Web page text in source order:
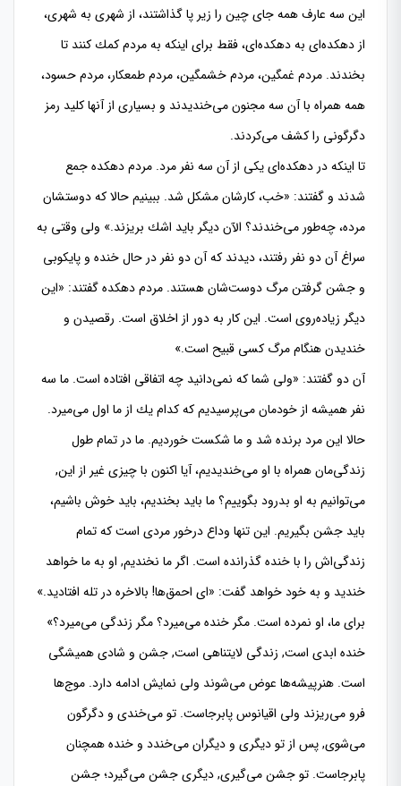
این سه عارف همه جای چین را زیر پا گذاشتند، از شهری به شهری،
از دهكده‌‌ای به دهكده‌ای، فقط برای اینكه به مردم كمك كنند تا
بخندند. مردم غمگین، مردم خشمگین، مردم طمعكار، مردم حسود،
همه همراه با آن سه مجنون می‌خندیدند و بسیاری از آنها كلید رمز
دگرگونی را كشف می‌كردند.
تا اینكه در دهكده‌ای یكی از آن سه نفر مرد. مردم دهكده جمع
شدند و گفتند: «خب، كارشان مشكل شد. ببینیم حالا كه دوستشان
مرده، چه‌طور می‌خندند؟ الآن دیگر باید اشك بریزند.» ولی وقتی به
سراغ آن دو نفر رفتند، دیدند كه آن دو نفر در حال خنده و پایكوبی
و جشن گرفتن مرگ دوست‌شان هستند. مردم دهكده گفتند: «این
دیگر زیاده‌روی است. این كار به دور از اخلاق است. رقصیدن و
خندیدن هنگام مرگ كسی قبیح است.»
آن دو گفتند: «ولی شما كه نمی‌دانید چه اتفاقی افتاده است. ما سه
نفر همیشه از خودمان می‌پرسیدیم كه كدام‌ یك از ما اول می‌میرد.
حالا این مرد برنده شد و ما شكست خوردیم. ما در تمام طول
زندگی‌مان همراه با او می‌خندیدیم، آیا اكنون با چیزی غیر از این,
می‌توانیم به او بدرود بگوییم؟ ما باید بخندیم، باید خوش باشیم،
باید جشن بگیریم. این تنها وداع درخور مردی است كه تمام
زندگی‌اش را با خنده گذرانده است. اگر ما نخندیم, او به ما خواهد
خندید و به خود خواهد گفت: «‌‌ای احمق‌ها! بالاخره در تله افتادید.»
برای ما، او نمرده است. مگر خنده می‌میرد؟ مگر زندگی می‌میرد؟»
خنده ابدی است, زندگی لایتناهی است, جشن و شادی همیشگی
است. هنرپیشه‌ها عوض می‌شوند ولی نمایش ادامه دارد. موج‌ها
فرو می‌ریزند ولی اقیانوس پابرجاست. تو می‌خندی و دگرگون
می‌شوی, پس از تو دیگری و دیگران می‌خندد و خنده همچنان
پابرجاست. تو جشن می‌گیری, دیگری جشن می‌گیرد؛ جشن